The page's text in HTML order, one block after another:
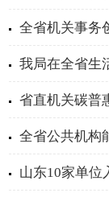
全省机关事务
我局在全省生
省直机关碳普
全省公共机构
山东10家单位